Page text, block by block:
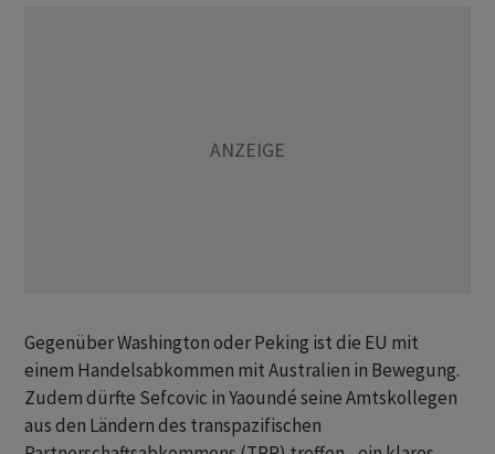
Gegenüber Washington oder Peking ist die EU mit
einem Handelsabkommen mit Australien in Bewegung.
Zudem dürfte Sefcovic in Yaoundé seine Amtskollegen
aus den Ländern des transpazifischen